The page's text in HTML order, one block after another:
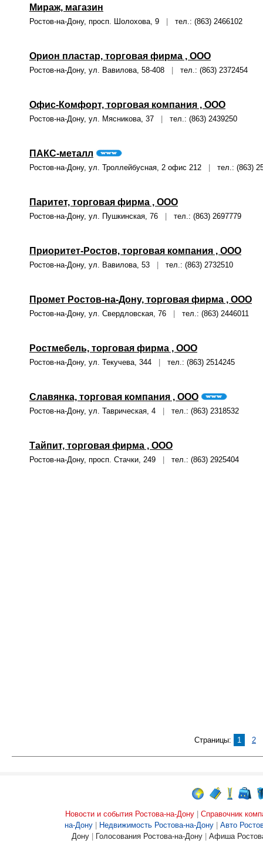
Мираж, магазин
Ростов-на-Дону, просп. Шолохова, 9 тел.: (863) 2466102
Орион пластар, торговая фирма , ООО
Ростов-на-Дону, ул. Вавилова, 58-408 тел.: (863) 2372454
Офис-Комфорт, торговая компания , ООО
Ростов-на-Дону, ул. Мясникова, 37 тел.: (863) 2439250
ПАКС-металл
Ростов-на-Дону, ул. Троллейбусная, 2 офис 212 тел.: (863)
Паритет, торговая фирма , ООО
Ростов-на-Дону, ул. Пушкинская, 76 тел.: (863) 2697779
Приоритет-Ростов, торговая компания , ООО
Ростов-на-Дону, ул. Вавилова, 53 тел.: (863) 2732510
Промет Ростов-на-Дону, торговая фирма , ООО
Ростов-на-Дону, ул. Свердловская, 76 тел.: (863) 2446011
Ростмебель, торговая фирма , ООО
Ростов-на-Дону, ул. Текучева, 344 тел.: (863) 2514245
Славянка, торговая компания , ООО
Ростов-на-Дону, ул. Таврическая, 4 тел.: (863) 2318532
Тайпит, торговая фирма , ООО
Ростов-на-Дону, просп. Стачки, 249 тел.: (863) 2925404
Страницы: 1 2
Новости и события Ростова-на-Дону
Справочник
на-Дону
Недвижимость Ростова-на-Дону
Авто
Дону
Голосования Ростова-на-Дону Афиша